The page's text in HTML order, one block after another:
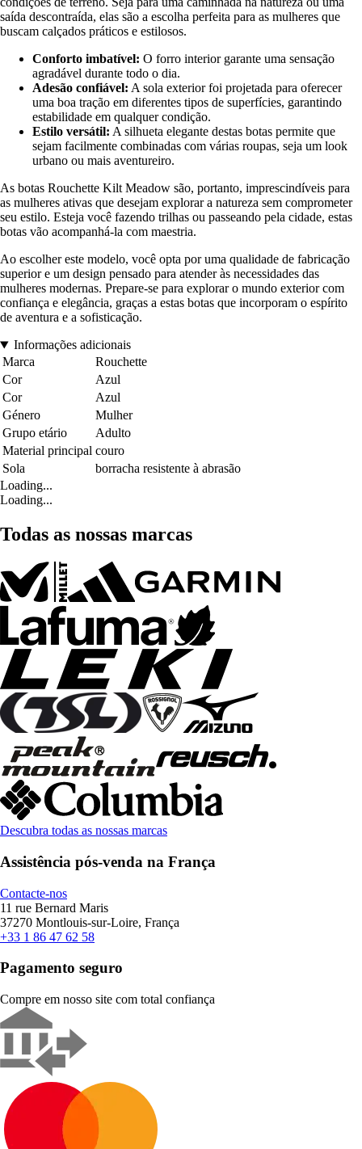
saída descontraída, elas são a escolha perfeita para as mulheres que
buscam calçados práticos e estilosos.
Conforto imbatível: O forro interior garante uma sensação
agradável durante todo o dia.
Adesão confiável: A sola exterior foi projetada para oferecer
uma boa tração em diferentes tipos de superfícies, garantindo
estabilidade em qualquer condição.
Estilo versátil: A silhueta elegante destas botas permite que
sejam facilmente combinadas com várias roupas, seja um look
urbano ou mais aventureiro.
As botas Rouchette Kilt Meadow são, portanto, imprescindíveis para
as mulheres ativas que desejam explorar a natureza sem comprometer
seu estilo. Esteja você fazendo trilhas ou passeando pela cidade, estas
botas vão acompanhá-la com maestria.
Ao escolher este modelo, você opta por uma qualidade de fabricação
superior e um design pensado para atender às necessidades das
mulheres modernas. Prepare-se para explorar o mundo exterior com
confiança e elegância, graças a estas botas que incorporam o espírito
de aventura e a sofisticação.
Informações adicionais
Marca
Rouchette
Cor
Azul
Cor
Azul
Género
Mulher
Grupo etário
Adulto
Material principal couro
Sola
borracha resistente à abrasão
Loading...
Loading...
Todas as nossas marcas
Descubra todas as nossas marcas
Assistência pós-venda na França
Contacte-nos
11 rue Bernard Maris
37270 Montlouis-sur-Loire, França
+33 1 86 47 62 58
Pagamento seguro
Compre em nosso site com total confiança